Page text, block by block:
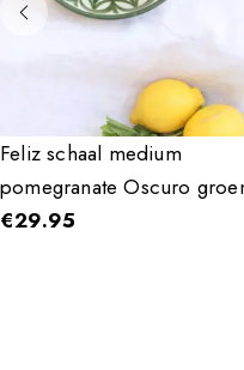
Feliz schaal medium
pomegranate Oscuro
€29.95